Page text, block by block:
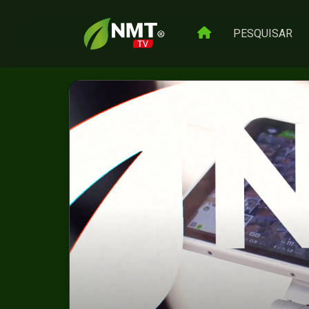
PESQUISAR